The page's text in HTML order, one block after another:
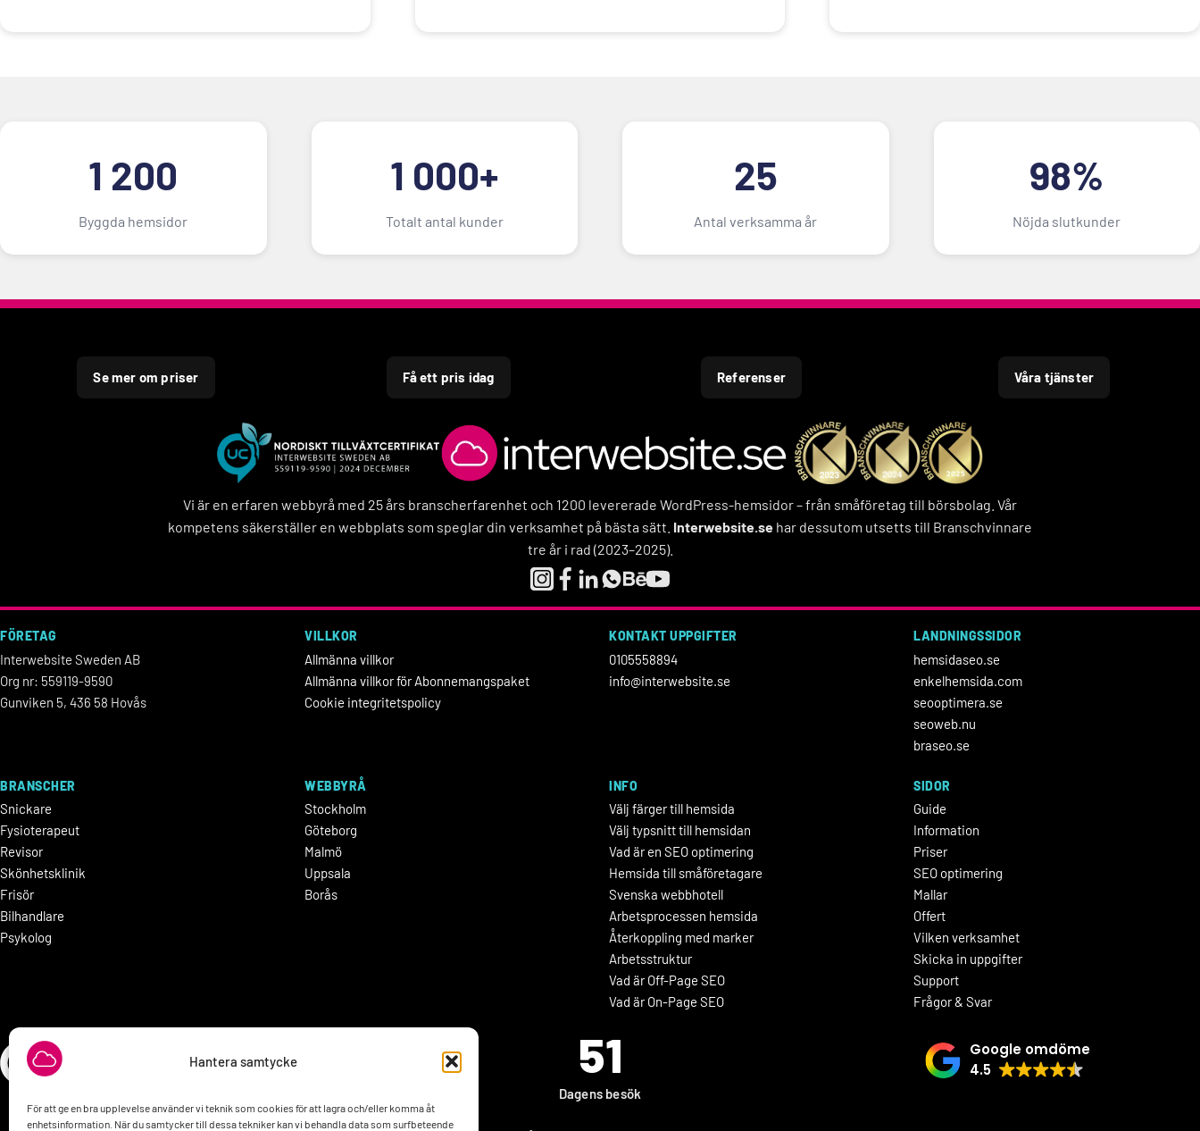
Hantera samtycke
För att ge en bra upplevelse använder vi teknik som cookies för att lagra och/eller komma åt
enhetsinformation. När du samtycker till dessa tekniker kan vi behandla data som surfbeteende
1 200
Byggda hemsidor
1 000+
Totalt antal kunder
25
Antal verksamma år
98%
Nöjda slutkunder
Se mer om priser Få ett pris idag Referenser Våra tjänster
Vi är en erfaren webbyrå med 25 års branscherfarenhet och 1200 levererade WordPress-hemsidor – från småföretag till börsbolag. Vår
kompetens säkerställer en webbplats som speglar din verksamhet på bästa sätt. Interwebsite.se har dessutom utsetts till Branschvinnare
tre år i rad (2023–2025).
FÖRETAG
Interwebsite Sweden AB
Org nr: 559119-9590
Gunviken 5, 436 58 Hovås
VILLKOR
Allmänna villkor
Allmänna villkor för Abonnemangspaket
Cookie integritetspolicy
KONTAKT UPPGIFTER
0105558894
info@interwebsite.se
LANDNINGSSIDOR
hemsidaseo.se
enkelhemsida.com
seooptimera.se
seoweb.nu
braseo.se
BRANSCHER
Snickare
Fysioterapeut
Revisor
Skönhetsklinik
Frisör
Bilhandlare
Psykolog
WEBBYRÅ
Stockholm
Göteborg
Malmö
Uppsala
Borås
INFO
Välj färger till hemsida
Välj typsnitt till hemsidan
Vad är en SEO optimering
Hemsida till småföretagare
Svenska webbhotell
Arbetsprocessen hemsida
Återkoppling med marker
Arbetsstruktur
Vad är Off-Page SEO
Vad är On-Page SEO
SIDOR
Guide
Information
Priser
SEO optimering
Mallar
Offert
Vilken verksamhet
Skicka in uppgifter
Support
Frågor & Svar
51
Dagens besök
Google omdöme
4.5